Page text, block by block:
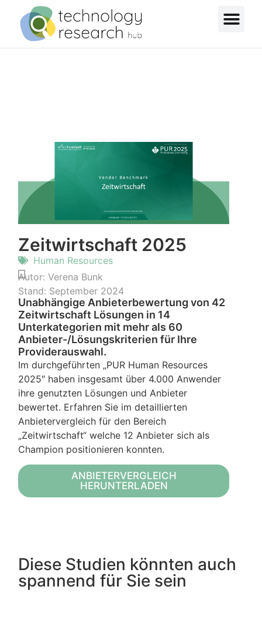
Zeitwirtschaft 2025
Human Resources
Autor: Verena Bunk
Stand: September 2024
Unabhängige Anbieterbewertung von 42
Zeitwirtschaft Lösungen in 14
Unterkategorien mit mehr als 60
Anbieter-/Lösungskriterien für Ihre
Providerauswahl.
Im durchgeführten „PUR Human Resources
2025″ haben insgesamt über 4.000 Anwender
ihre genutzten Lösungen und Anbieter
bewertet. Erfahren Sie im detaillierten
Anbietervergleich für den Bereich
„Zeitwirtschaft“ welche 12 Anbieter sich als
Champion positionieren konnten.
ANBIETERVERGLEICH
HERUNTERLADEN
Diese Studien könnten auch
spannend für Sie sein